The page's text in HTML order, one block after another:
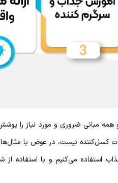
مبانی ضروری و مورد نیاز را
کسل‌کننده نیست، در عوض با
استفاده می‌کنیم و با استفاده